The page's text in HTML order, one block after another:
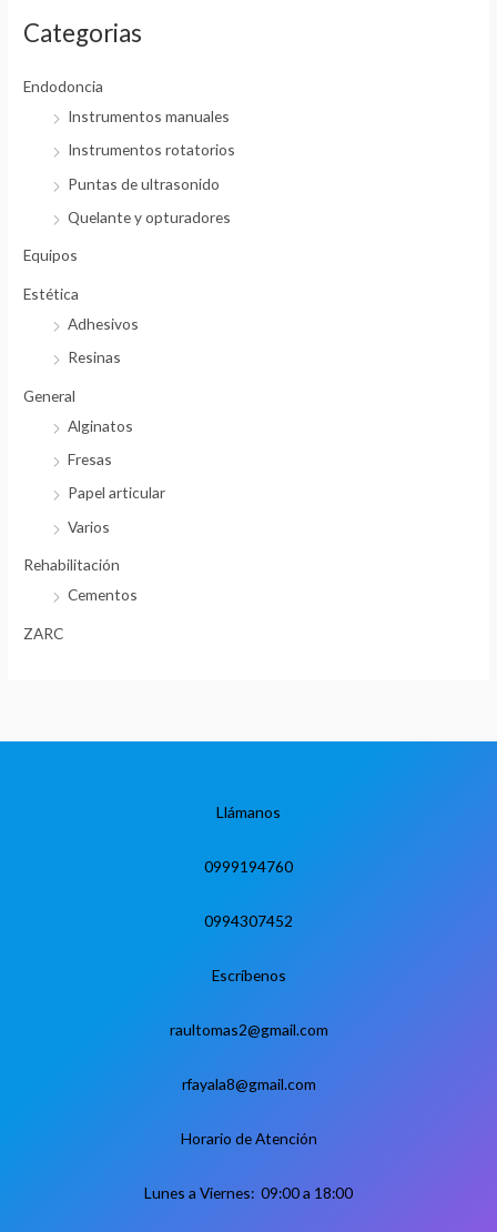
2
h
a
t
Categorias
Endodoncia
Instrumentos manuales
Instrumentos rotatorios
Puntas de ultrasonido
Quelante y opturadores
Equipos
Estética
Adhesivos
Resinas
General
Alginatos
Fresas
Papel articular
Varios
Rehabilitación
Cementos
ZARC
Llámanos
0999194760
0994307452
Escríbenos
raultomas2@gmail.com
rfayala8@gmail.com
Horario de Atención
Lunes a Viernes: 09:00 a 18:00